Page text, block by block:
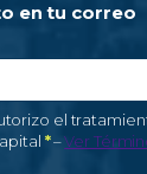
en tu correo
de datos
el
*–Campo
Ver